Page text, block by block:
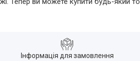
Інформація для замовлення